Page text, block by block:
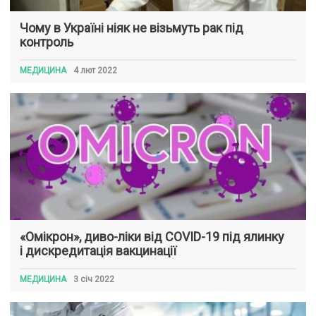
Чому в Україні ніяк не візьмуть рак під
контроль
МЕДИЦИНА 4 лют 2022
«Омікрон», диво-ліки від COVID-19 під ялинку
і дискредитація вакцинації
МЕДИЦИНА 3 січ 2022